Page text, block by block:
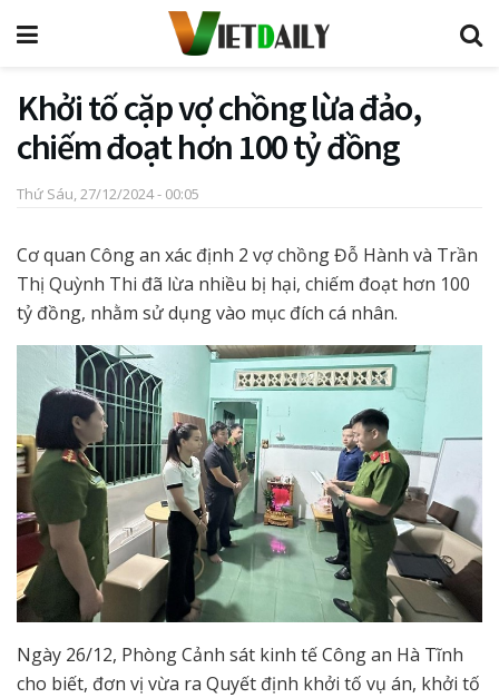
Khởi tố cặp vợ chồng lừa đảo,
chiếm đoạt hơn 100 tỷ đồng
Thứ Sáu, 27/12/2024 - 00:05
Cơ quan Công an xác định 2 vợ chồng Đỗ Hành và Trần
Thị Quỳnh Thi đã lừa nhiều bị hại, chiếm đoạt hơn 100
tỷ đồng, nhằm sử dụng vào mục đích cá nhân.
Ngày 26/12, Phòng Cảnh sát kinh tế Công an Hà Tĩnh
cho biết, đơn vị vừa ra Quyết định khởi tố vụ án, khởi tố